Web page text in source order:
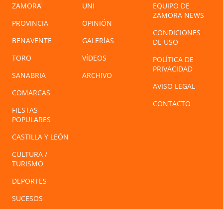
ZAMORA
PROVINCIA
BENAVENTE
TORO
SANABRIA
COMARCAS
FIESTAS
POPULARES
CASTILLA Y LEÓN
CULTURA /
TURISMO
DEPORTES
SUCESOS
UNI
OPINIÓN
GALERÍAS
VÍDEOS
ARCHIVO
EQUIPO DE
ZAMORA NEWS
CONDICIONES
DE USO
POLÍTICA DE
PRIVACIDAD
AVISO LEGAL
CONTACTO